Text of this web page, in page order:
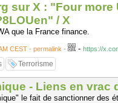
sur X : "Four
/ X
que la France finance.
CEST - permalink - - https://
Terrorisme
- Liens en vrac
le fait de sanctionner des